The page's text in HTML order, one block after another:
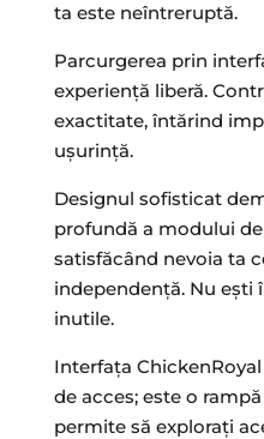
ta este neîntreruptă.
Parcurgerea prin
experiență liberă.
exactitate, întărind
ușurință.
Designul sofisticat
profundă a modului
satisfăcând nevoia ta
independență. Nu
inutile.
Interfața
de acces; este o
permite să explorați